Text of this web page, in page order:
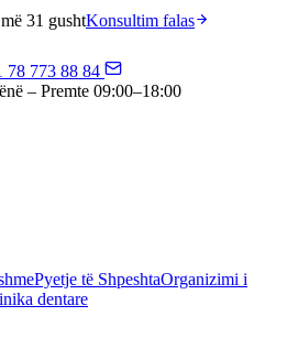
31 gushtKonsultim falas
78 773 88 84
– Premte 09:00–18:00
Pyetje të ShpeshtaOrganizimi i
dentare